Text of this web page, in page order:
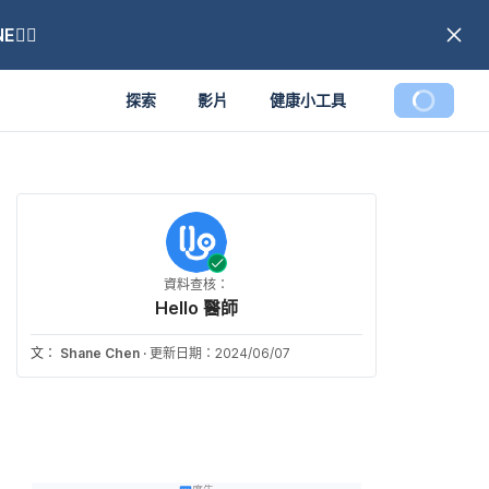
探索 影片 健康小工具
資料查核：
Hello 醫師
文： Shane Chen · 更新日期：2024/06/07